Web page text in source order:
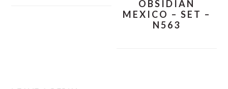
OBSIDIAN
MEXICO – SET –
N563